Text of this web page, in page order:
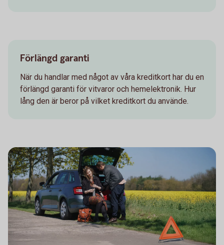
Förlängd garanti
När du handlar med något av våra kreditkort har du en
förlängd garanti för vitvaror och hemelektronik. Hur
lång den är beror på vilket kreditkort du använde.